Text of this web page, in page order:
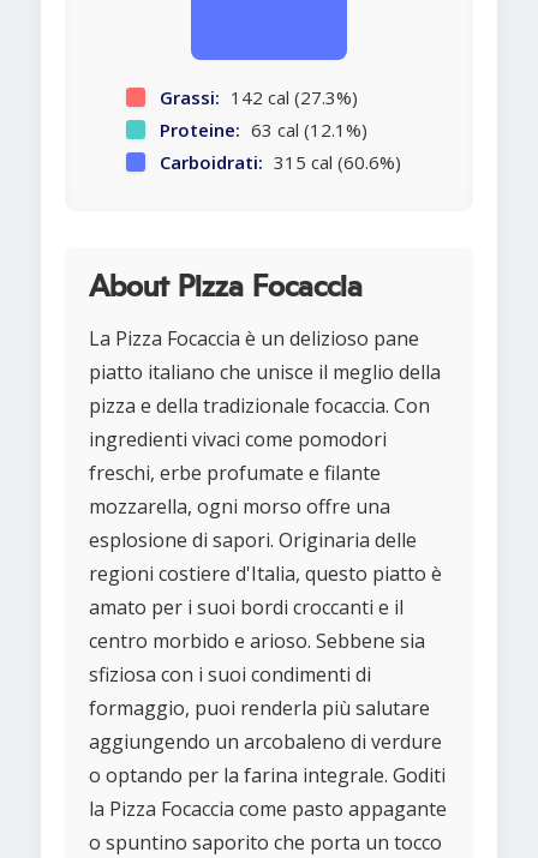
Grassi: 142 cal (27.3%)
Proteine: 63 cal (12.1%)
Carboidrati: 315 cal (60.6%)
About Pizza Focaccia
La Pizza Focaccia è un delizioso pane
piatto italiano che unisce il meglio della
pizza e della tradizionale focaccia. Con
ingredienti vivaci come pomodori
freschi, erbe profumate e filante
mozzarella, ogni morso offre una
esplosione di sapori. Originaria delle
regioni costiere d'Italia, questo piatto è
amato per i suoi bordi croccanti e il
centro morbido e arioso. Sebbene sia
sfiziosa con i suoi condimenti di
formaggio, puoi renderla più salutare
aggiungendo un arcobaleno di verdure
o optando per la farina integrale. Goditi
la Pizza Focaccia come pasto appagante
o spuntino saporito che porta un tocco